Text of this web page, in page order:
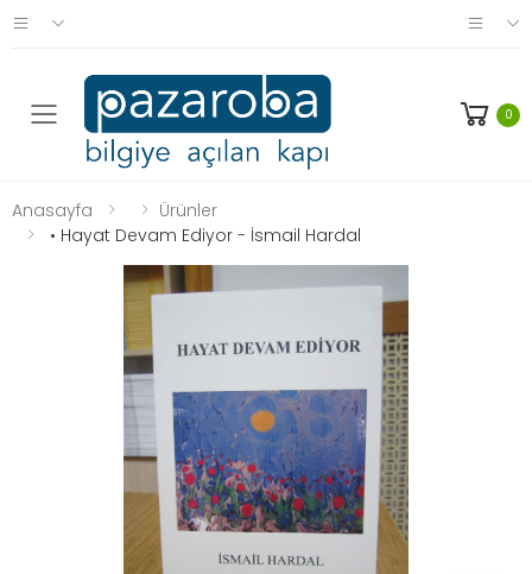
0
Anasayfa
Ürünler
• Hayat Devam Ediyor - İsmail Hardal